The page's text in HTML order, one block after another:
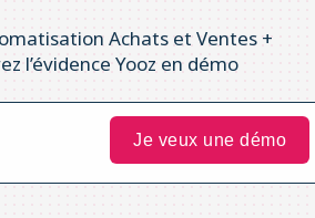
Achats et Ventes +
l’évidence Yooz en démo